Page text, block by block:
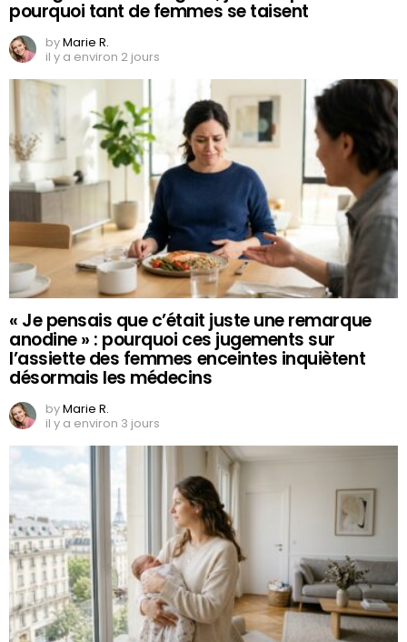
pourquoi tant de femmes se taisent
byMarie R.
il y a environ 2 jours
« Je pensais que c’était juste une remarque
anodine » : pourquoi ces jugements sur
l’assiette des femmes enceintes inquiètent
désormais les médecins
byMarie R.
il y a environ 3 jours